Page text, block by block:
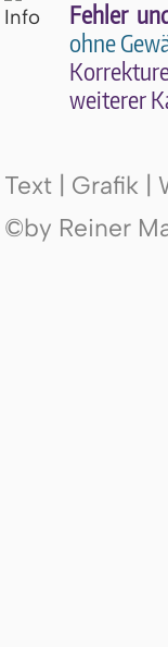
Fehler
ohne
wei­te­rer
Text | Grafik |
©by Reiner